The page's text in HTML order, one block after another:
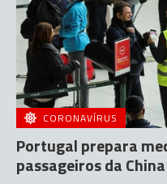
CORONAVÍRUS
Portugal prepara
passageiros da China